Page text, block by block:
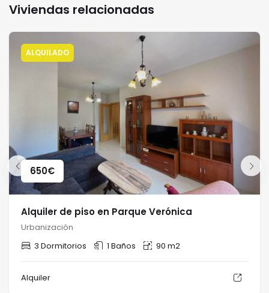
Viviendas relacionadas
ALQUILADO
650€
Alquiler de piso en Parque Verónica
Urbanización
3 Dormitorios
1 Baños 90 m2
Alquiler